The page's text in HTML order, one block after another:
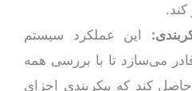
این عملکرد سیستم
می‌سازد تا با بررسی همه
کند که پیکربندی اجزای